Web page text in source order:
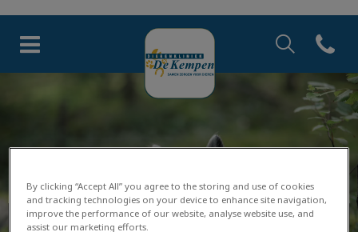
Homepage Dierenkliniek de
Open
Zoek
Bedankt voor het maken van
By clicking “Accept All” you agree to the storing and use of cookies
and tracking technologies on your device to enhance site navigation,
improve the performance of our website, analyse website use, and
assist our marketing efforts.